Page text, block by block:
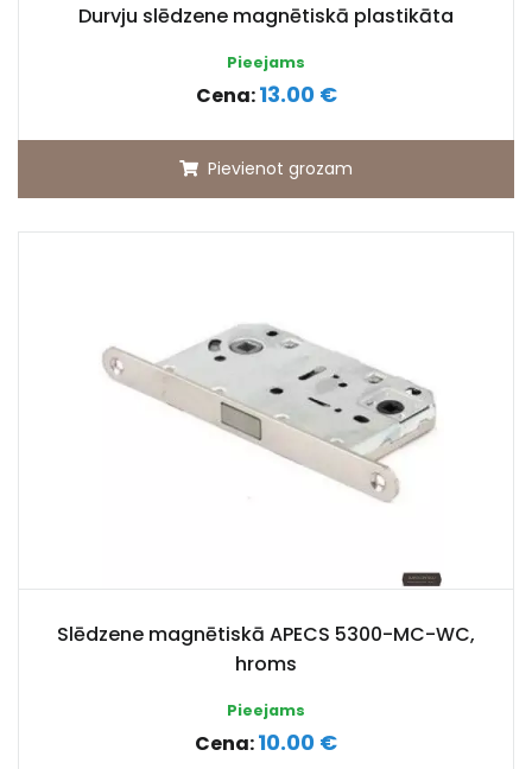
Durvju slēdzene magnētiskā plastikāta
Pieejams
Cena:13.00 €
Pievienot grozam
Slēdzene magnētiskā APECS 5300-MC-WC,
hroms
Pieejams
Cena:10.00 €